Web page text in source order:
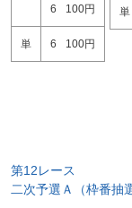
6
100円
単 6 100円
単
第12レース
二次予選Ａ（枠番抽